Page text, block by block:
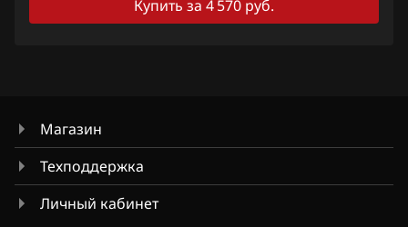
Hawtai
Howo
Hummer
Hyundai
7MFKATN841_1JK60A_SH705822N
8ZVEQN21_13V64B_SH705822N
8ZVEQN21_13V65B_SH705822N
9MFKFSN43_11CA4E_SH705822N
Купить за 4 570 руб.
Магазин
Техподдержка
Личный кабинет